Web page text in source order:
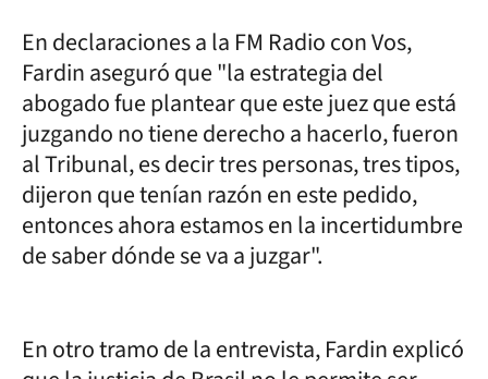
En declaraciones a la FM Radio con Vos,
Fardin aseguró que "la estrategia del
abogado fue plantear que este juez que está
juzgando no tiene derecho a hacerlo, fueron
al Tribunal, es decir tres personas, tres tipos,
dijeron que tenían razón en este pedido,
entonces ahora estamos en la incertidumbre
de saber dónde se va a juzgar".
En otro tramo de la entrevista, Fardin explicó